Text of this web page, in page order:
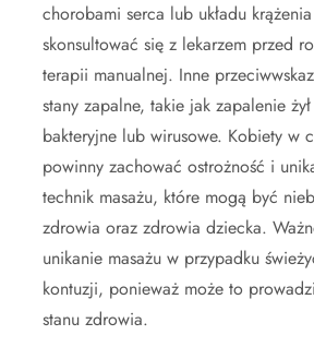
chorobami serca lub układu
skonsultować się z lekarzem przed
terapii manualnej. Inne
stany zapalne, takie jak zapalenie
bakteryjne lub wirusowe. Kobiety w
powinny zachować ostrożność i
technik masażu, które mogą być
zdrowia oraz zdrowia dziecka.
unikanie masażu w przypadku
kontuzji, ponieważ może to
stanu zdrowia.